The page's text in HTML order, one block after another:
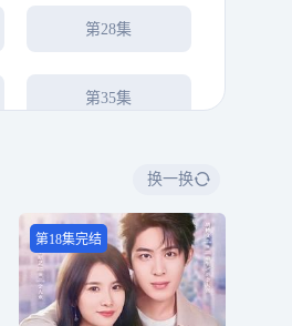
第28集
第35集
换一换
第18集完结